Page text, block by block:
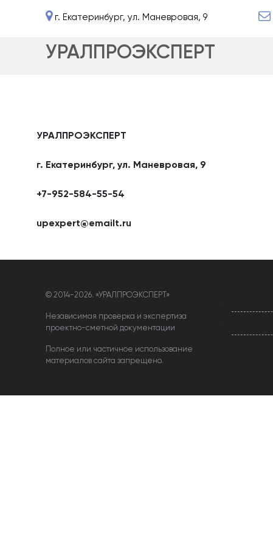
г. Екатеринбург, ул. Маневровая, 9
УРАЛПРОЭКСПЕРТ
УРАЛПРОЭКСПЕРТ
г. Екатеринбург, ул. Маневровая, 9
+7-952-584-55-54
upexpert@emailt.ru
© 2014-2026. «УРАЛПРОЭКСПЕРТ»
Независимая проверка и экспертиза
проектно-сметной документации
Полное или частичное использование
материалов сайта запрещено.